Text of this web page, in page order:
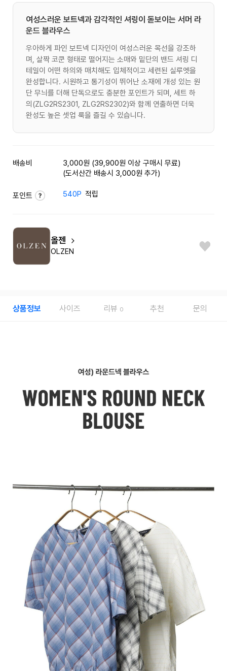
여성스러운 보트넥과 감각적인 셔링이 돋보이는 서머 라
운드 블라우스
우아하게 파인 보트넥 디자인이 여성스러운 목선을 강조하
며, 살짝 코쿤 형태로 떨어지는 소매와 밑단의 밴드 셔링 디
테일이 어떤 하의와 매치해도 입체적이고 세련된 실루엣을
완성합니다. 시원하고 통기성이 뛰어난 소재에 개성 있는 원
단 무늬를 더해 단독으로도 충분한 포인트가 되며, 세트 하
의(ZLG2RS2301, ZLG2RS2302)와 함께 연출하면 더욱
완성도 높은 셋업 룩을 즐길 수 있습니다.
배송비
3,000원 (39,900원 이상 구매시 무료)
(도서산간 배송시 3,000원 추가)
포인트 540P 적립
올젠
OLZEN
상품정보 사이즈 리뷰 0 추천 문의